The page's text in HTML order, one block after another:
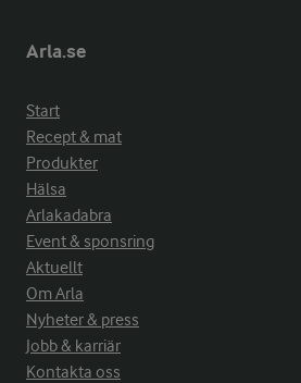
Arla.se
Start
Recept & mat
Produkter
Hälsa
Arlakadabra
Event & sponsring
Aktuellt
Om Arla
Nyheter & press
Jobb & karriär
Kontakta oss